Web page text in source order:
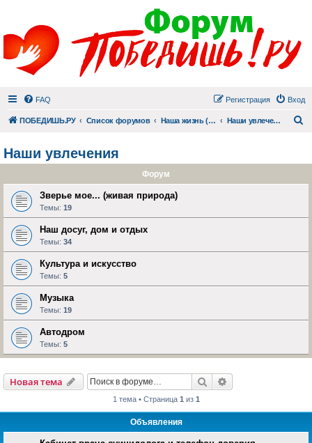
FAQ Вход
Регистрация
ПОБЕДИШЬ.РУ Список форумов Наша жизнь (не всё же о суициде!) Наши увлечения
Наши увлечения
Форум
Зверье мое... (живая природа)
Темы: 19
Наш досуг, дом и отдых
Темы: 34
Культура и искусство
Темы: 5
Музыка
Темы: 19
Автодром
Темы: 5
Новая тема Поиск
1 тема • Страница 1 из 1
Объявления